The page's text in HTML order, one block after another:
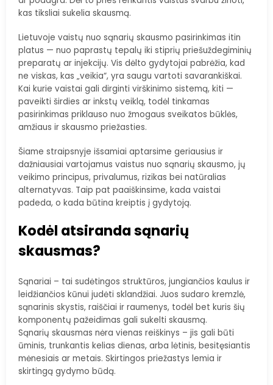
kas tiksliai sukelia skausmą.
Lietuvoje vaistų nuo sąnarių skausmo pasirinkimas itin
platus — nuo paprastų tepalų iki stiprių priešuždegiminių
preparatų ar injekcijų. Vis dėlto gydytojai pabrėžia, kad
ne viskas, kas „veikia“, yra saugu vartoti savarankiškai.
Kai kurie vaistai gali dirginti virškinimo sistemą, kiti —
paveikti širdies ar inkstų veiklą, todėl tinkamas
pasirinkimas priklauso nuo žmogaus sveikatos būklės,
amžiaus ir skausmo priežasties.
Šiame straipsnyje išsamiai aptarsime geriausius ir
dažniausiai vartojamus vaistus nuo sąnarių skausmo, jų
veikimo principus, privalumus, rizikas bei natūralias
alternatyvas. Taip pat paaiškinsime, kada vaistai
padeda, o kada būtina kreiptis į gydytoją.
Kodėl atsiranda sąnarių
skausmas?
Sąnariai – tai sudėtingos struktūros, jungiančios kaulus ir
leidžiančios kūnui judėti sklandžiai. Juos sudaro kremzlė,
sąnarinis skystis, raiščiai ir raumenys, todėl bet kuris šių
komponentų pažeidimas gali sukelti skausmą.
Sąnarių skausmas nėra vienas reiškinys – jis gali būti
ūminis, trunkantis kelias dienas, arba lėtinis, besitęsiantis
mėnesiais ar metais. Skirtingos priežastys lemia ir
skirtingą gydymo būdą.